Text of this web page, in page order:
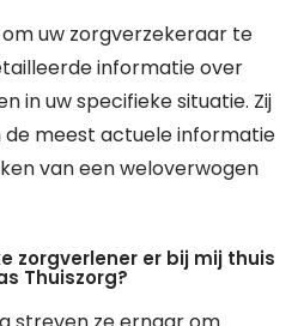
uw zorgverzekeraar te
informatie over
in uw specifieke situatie. Zij
de meest actuele informatie
van een weloverwogen
zorgverlener er bij mij thuis
Thuiszorg?